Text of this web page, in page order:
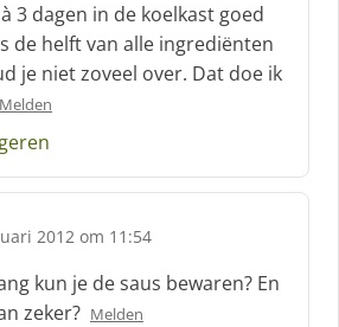
3 dagen in de koelkast goed
de helft van alle ingrediënten
je niet zoveel over. Dat doe ik
Melden
2012 om 11:54
kun je de saus bewaren? En
zeker? Melden